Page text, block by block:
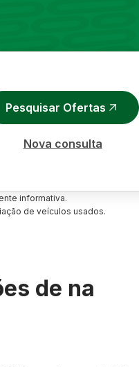
Pesquisar Ofertas
Nova consulta
informativa.
de veículos usados.
de na